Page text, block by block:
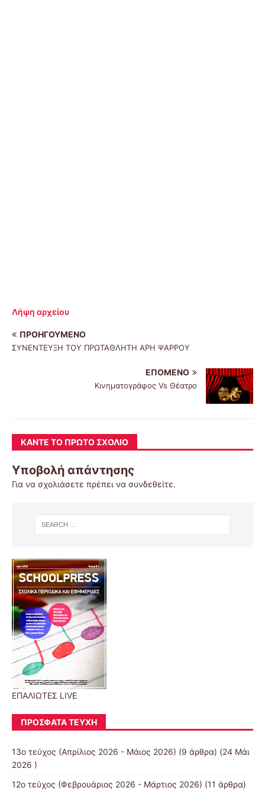
Λήψη αρχείου
ΠΡΟΗΓΟΎΜΕΝΟ
ΣΥΝΕΝΤΕΥΞΗ ΤΟΥ ΠΡΩΤΑΘΛΗΤΗ ΑΡΗ ΨΑΡΡΟΥ
ΕΠΌΜΕΝΟ
Κινηματογράφος Vs Θέατρο
ΚΆΝΤΕ ΤΟ ΠΡΏΤΟ ΣΧΌΛΙΟ
Υποβολή απάντησης
Για να σχολιάσετε πρέπει να συνδεθείτε.
ΕΠΑΛΙΩΤΕΣ LIVE
ΠΡΌΣΦΑΤΑ ΤΕΎΧΗ
13o τεύχος (Απρίλιος 2026 - Μάιος 2026) (9 άρθρα) (24 Μάι
2026 )
12o τεύχος (Φεβρουάριος 2026 - Μάρτιος 2026) (11 άρθρα)